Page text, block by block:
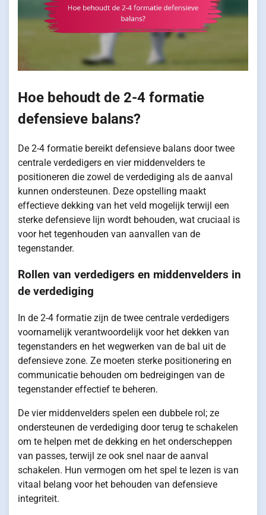
Hoe behoudt de 2-4 formatie
defensieve balans?
De 2-4 formatie bereikt defensieve balans door twee
centrale verdedigers en vier middenvelders te
positioneren die zowel de verdediging als de aanval
kunnen ondersteunen. Deze opstelling maakt
effectieve dekking van het veld mogelijk terwijl een
sterke defensieve lijn wordt behouden, wat cruciaal is
voor het tegenhouden van aanvallen van de
tegenstander.
Rollen van verdedigers en middenvelders in
de verdediging
In de 2-4 formatie zijn de twee centrale verdedigers
voornamelijk verantwoordelijk voor het dekken van
tegenstanders en het wegwerken van de bal uit de
defensieve zone. Ze moeten sterke positionering en
communicatie behouden om bedreigingen van de
tegenstander effectief te beheren.
De vier middenvelders spelen een dubbele rol; ze
ondersteunen de verdediging door terug te schakelen
om te helpen met de dekking en het onderscheppen
van passes, terwijl ze ook snel naar de aanval
schakelen. Hun vermogen om het spel te lezen is van
vitaal belang voor het behouden van defensieve
integriteit.